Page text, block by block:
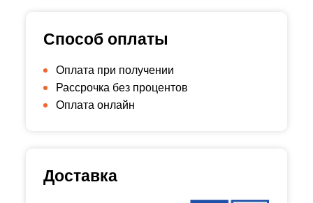
Способ оплаты
Оплата при получении
Рассрочка без процентов
Оплата онлайн
Доставка